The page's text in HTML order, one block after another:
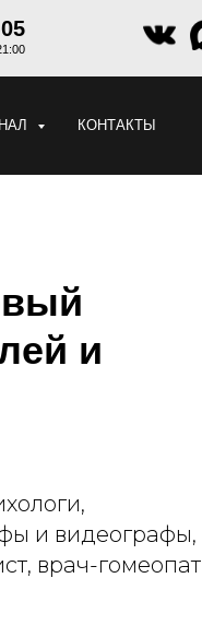
КОНТАКТЫ
и
и видеографы,
врач-гомеопат